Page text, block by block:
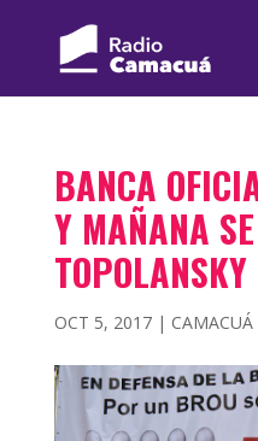
BANCA
Y MAÑANA
TOPOLANSKY
OCT 5, 2017|